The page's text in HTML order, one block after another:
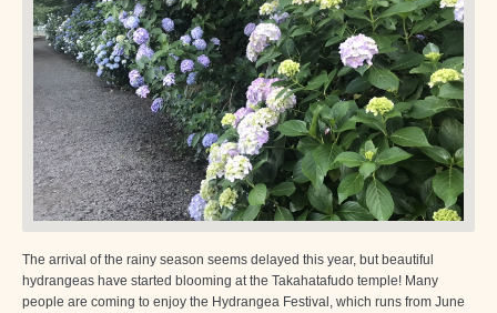
The arrival of the rainy season seems delayed this year, but beautiful
hydrangeas have started blooming at the Takahatafudo temple! Many
people are coming to enjoy the Hydrangea Festival, which runs from June